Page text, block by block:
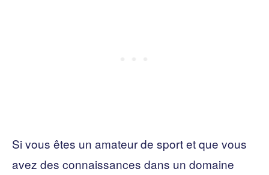
Si vous êtes un amateur de sport et que vous
avez des connaissances dans un domaine